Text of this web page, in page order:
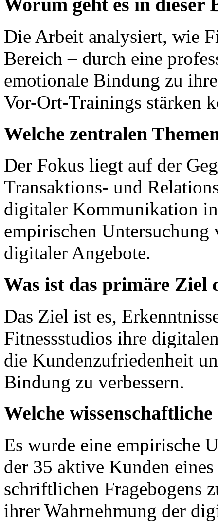
Worum geht es in dieser
Die Arbeit analysiert, wie
Bereich – durch eine
emotionale Bindung zu
Vor-Ort-Trainings stärken
Welche zentralen
Der Fokus liegt auf der
Transaktions- und
digitaler Kommunikation
empirischen
digitaler Angebote.
Was ist das primäre Ziel
Das Ziel ist es,
Fitnessstudios ihre
die Kundenzufriedenheit
Bindung zu verbessern.
Welche
Es wurde eine empirische
der 35 aktive Kunden
schriftlichen Fragebogens
ihrer Wahrnehmung der